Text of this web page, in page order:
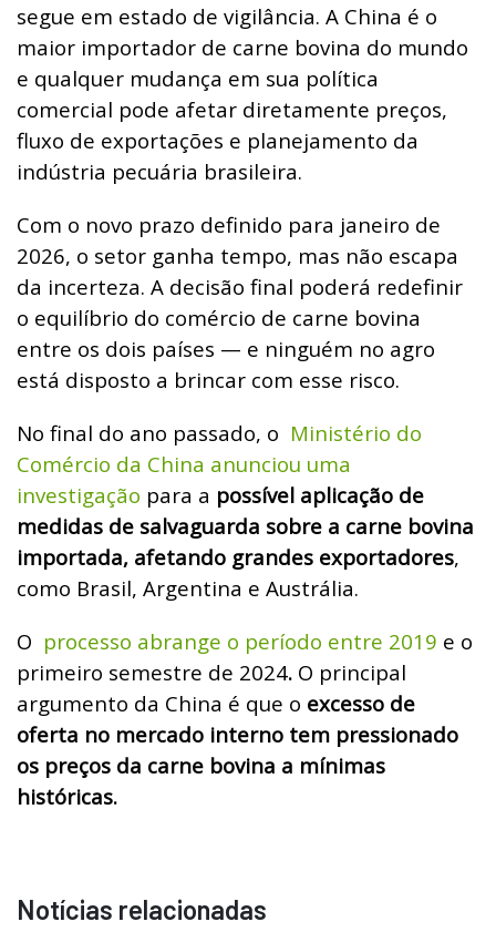
segue em estado de vigilância. A China é o
maior importador de carne bovina do mundo
e qualquer mudança em sua política
comercial pode afetar diretamente preços,
fluxo de exportações e planejamento da
indústria pecuária brasileira.
Com o novo prazo definido para janeiro de
2026, o setor ganha tempo, mas não escapa
da incerteza. A decisão final poderá redefinir
o equilíbrio do comércio de carne bovina
entre os dois países — e ninguém no agro
está disposto a brincar com esse risco.
No final do ano passado, o Ministério do
Comércio da China anunciou uma
investigação para a possível aplicação de
medidas de salvaguarda sobre a carne bovina
importada, afetando grandes exportadores,
como Brasil, Argentina e Austrália.
O processo abrange o período entre 2019 e o
primeiro semestre de 2024. O principal
argumento da China é que o excesso de
oferta no mercado interno tem pressionado
os preços da carne bovina a mínimas
históricas.
Notícias relacionadas